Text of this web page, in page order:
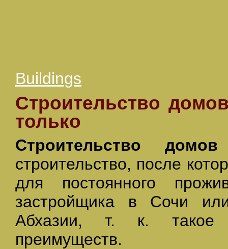
Buildings
Строительство
только
Строительство
строительство, после
для постоянного
застройщика в Сочи
Абхазии, т. к. такое
преимуществ.